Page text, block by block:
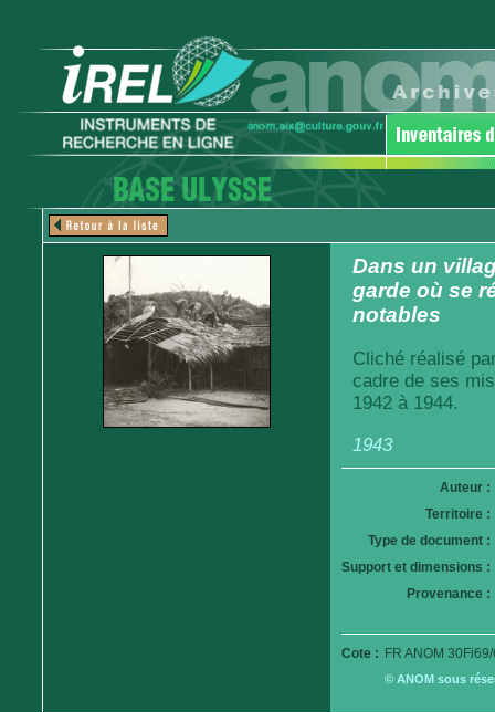
Dans un
garde où se
notables
Cliché réalisé
cadre de ses
1942 à 1944.
1943
Auteur :
Territoire :
Type de document :
Support et dimensions :
Provenance :
Cote : FR ANOM
© ANOM sous